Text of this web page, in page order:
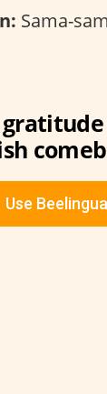
Sama-
Use